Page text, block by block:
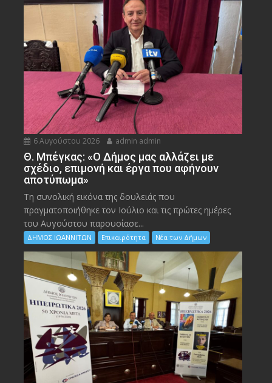
6 Αυγούστου 2026 admin admin
Θ. Μπέγκας: «Ο Δήμος μας αλλάζει με
σχέδιο, επιμονή και έργα που αφήνουν
αποτύπωμα»
Τη συνολική εικόνα της δουλειάς που
πραγματοποιήθηκε τον Ιούλιο και τις πρώτες ημέρες
του Αυγούστου παρουσίασε...
ΔΗΜΟΣ ΙΩΑΝΝΙΤΩΝ Επικαιρότητα Νέα των Δήμων